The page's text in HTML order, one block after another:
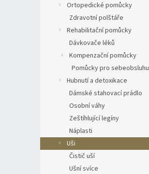
Ortopedické pomůcky
Zdravotní polštáře
Rehabilitační pomůcky
Dávkovače léků
Kompenzační pomůcky
Pomůcky pro sebeobsluhu
Hubnutí a detoxikace
Dámské stahovací prádlo
Osobní váhy
Zeštíhlující legíny
Náplasti
Uši
Čistič uší
Ušní svíce